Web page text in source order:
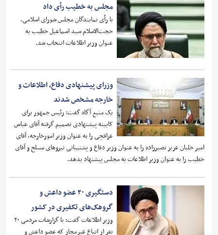
مجلس به خطیب رأی داد
با رأی نمایندگان مجلس شورای اسلامی،
حجت‌الاسلام سید اسماعیل خطیب به
عنوان وزیر اطلاعات انتخاب شد.
وزرای پیشنهادی دفاع، اطلاعات و‌
خارجه مشخص شدند
یک منبع آگاه گفت: رئیس جمهور برای
کابینه پیشنهادی تصمیم گرفته آقای عباس
عراقچی را به عنوان وزیر امورخارجه، آقای
امیر خلبان عزیز نصیرزاده را به عنوان وزیر دفاع و پشتیبانی نیروهای مسلح و آقای
خطیب را به عنوان وزیر اطلاعات به مجلس پیشنهاد بدهد.
دستگیری ۲۰ عضو داعش و
گروهک‌های تکفیری در کشور
وزیر اطلاعات گفت: با گزارشات مردمی ۲۰
نفر از اتباع غیرمجاز که عضو داعش و